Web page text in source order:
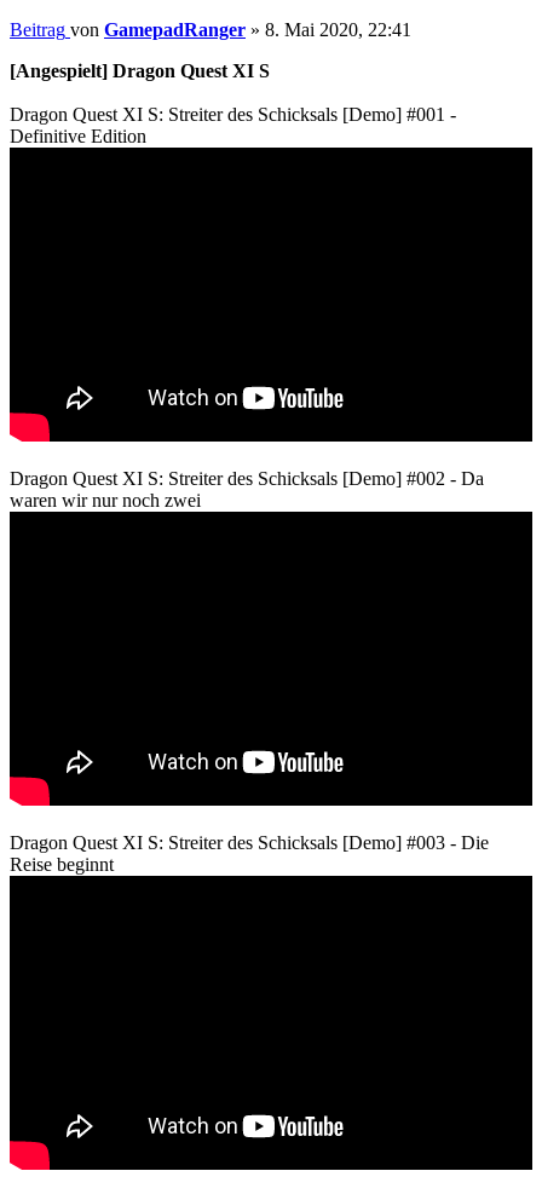
Beitrag von GamepadRanger » 8. Mai 2020, 22:41
[Angespielt] Dragon Quest XI S
Dragon Quest XI S: Streiter des Schicksals [Demo] #001 -
Definitive Edition
Dragon Quest XI S: Streiter des Schicksals [Demo] #002 - Da
waren wir nur noch zwei
Dragon Quest XI S: Streiter des Schicksals [Demo] #003 - Die
Reise beginnt